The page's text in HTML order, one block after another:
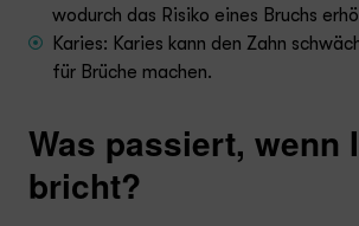
wodurch das Risiko eines Bruchs
Karies: Karies kann den Zahn
für Brüche machen.
Was passiert, wenn
bricht?